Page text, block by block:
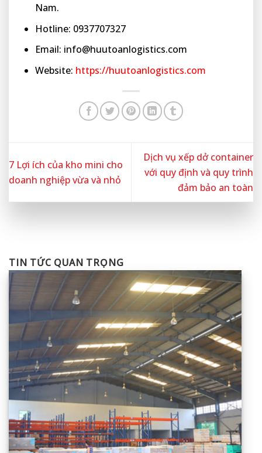
Nam.
Hotline: 0937707327
Email: info@huutoanlogistics.com
Website: https://huutoanlogistics.com
7 Lợi ích của kho mini cho
doanh nghiệp vừa và nhỏ
Dịch vụ xếp dở container
với quy định và quy trình
đảm bảo an toàn
TIN TỨC QUAN TRỌNG